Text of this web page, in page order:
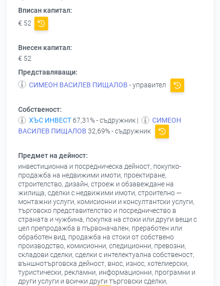
Вписан капитал:
€ 52
Внесен капитал:
€ 52
Представляващи:
СИМЕОН ВАСИЛЕВ ПИЩАЛОВ - управител
Собственост:
ХЪС ИНВЕСТ 67,31% - съдружник |
СИМЕОН
ВАСИЛЕВ ПИЩАЛОВ 32,69% - съдружник
Предмет на дейност:
инвестиционна и посредническа дейност, покупко-
продажба на недвижими имоти, проектиране,
строителство, дизайн, строеж и обзавеждане на
жилища, сделки с недвижими имоти, строително —
монтажни услуги, комисионни и консултантски услуги,
търговско представителство и посредничество в
страната и чужбина, покупка на стоки или други вещи с
цел препродажба в първоначален, преработен или
обработен вид, продажба на стоки от собствено
производство, комисионни, спедиционни, превозни,
складови сделки, сделки с интелектуална собственост,
външнотърговска дейност, внос, износ, хотелиерски,
туристически, рекламни, информационни, програмни и
други услуги и всички други търговски сделки,